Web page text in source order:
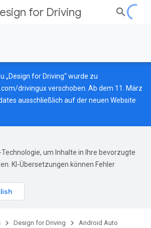
for Driving
„Design for Driving“ wurde zu
drivinguxverschoben. Ab dem 11. März
ausschließlich auf der neuen Website
um Inhalte in Ihre bevorzugte
KI-Übersetzungen können Fehler
Design for Driving Android Auto